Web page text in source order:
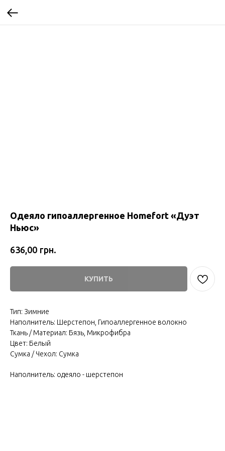
Одеяло гипоаллергенное Homefort «Дуэт
Ньюс»
636,00 грн.
КУПИТЬ
Наполнитель: одеяло - шерстепон
Тип: Зимние
Наполнитель: Шерстепон, Гипоаллергенное волокно
Ткань / Материал: Бязь, Микрофибра
Цвет: Белый
Сумка / Чехол: Сумка